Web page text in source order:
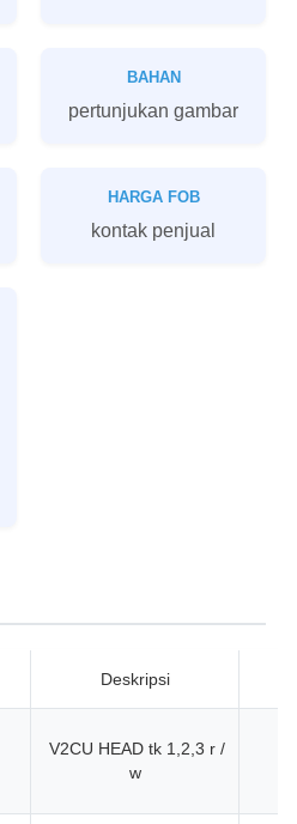
BAHAN
pertunjukan gambar
HARGA FOB
kontak penjual
Deskripsi
V2CU HEAD tk 1,2,3 r /
w